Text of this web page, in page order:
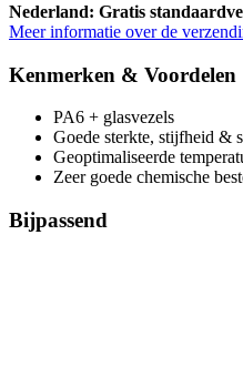
Nederland: Gratis
Meer informatie over de
Kenmerken & Voordelen
PA6 + glasvezels
Goede sterkte, stijfheid &
Geoptimaliseerde
Zeer goede chemische
Bijpassend